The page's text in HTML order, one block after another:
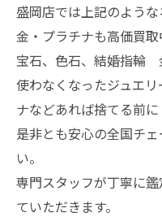
盛岡店では上記のよう
金・プラチナも高価買取
宝石、色石、結婚指輪
使わなくなったジュエ
ナなどあれば捨てる前に
是非とも安心の全国チ
い。
専門スタッフが丁寧に
ていただきます。